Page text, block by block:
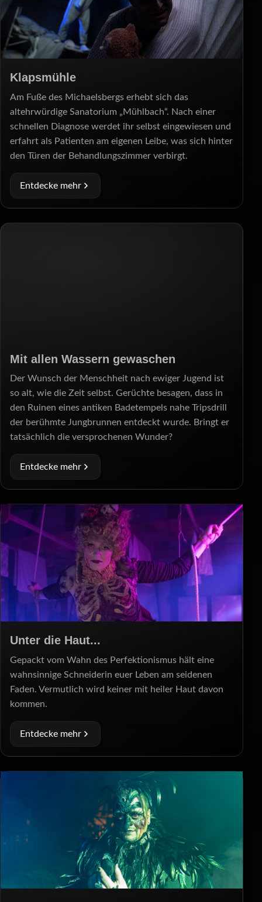
Klapsmühle
Am Fuße des Michaelsbergs erhebt sich das
altehrwürdige Sanatorium „Mühlbach“. Nach einer
schnellen Diagnose werdet ihr selbst eingewiesen und
erfahrt als Patienten am eigenen Leibe, was sich hinter
den Türen der Behandlungszimmer verbirgt.
Entdecke mehr
Mit allen Wassern gewaschen
Der Wunsch der Menschheit nach ewiger Jugend ist
so alt, wie die Zeit selbst. Gerüchte besagen, dass in
den Ruinen eines antiken Badetempels nahe Tripsdrill
der berühmte Jungbrunnen entdeckt wurde. Bringt er
tatsächlich die versprochenen Wunder?
Entdecke mehr
Unter die Haut...
Gepackt vom Wahn des Perfektionismus hält eine
wahnsinnige Schneiderin euer Leben am seidenen
Faden. Vermutlich wird keiner mit heiler Haut davon
kommen.
Entdecke mehr